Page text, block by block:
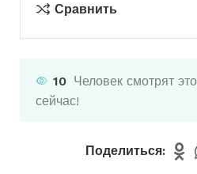
Сравнить
10 Человек смотрят
сейчас!
Поделиться: